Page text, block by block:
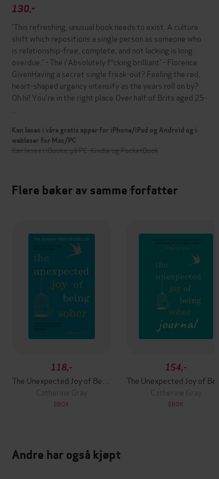
130,-
'This refreshing, unusual book needs to exist. A culture
shift which repositions a single person as someone who
is relationship-free, complete, and not lacking is long
overdue.' - The i'Absolutely f*cking brilliant' - Florence
GivenHaving a secret single freak-out? Feeling the red,
heart-shaped urgency intensify as the years roll on by?
Oh hi! You're in the right place.Over half of Brits aged 25-
Kan leses i våre gratis apper for iPhone/iPad og Android og i
webleser for Mac/PC
Kan leses i iBooks, på PC, Kindle og PocketBook
Flere bøker av samme forfatter
118,-
Catherine Gray
EBOK
154,-
Catherine Gray
EBOK
Andre har også kjøpt